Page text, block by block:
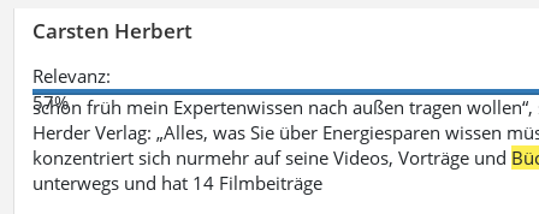
Carsten Herbert
Relevanz:
57%
schon früh mein Expertenwissen nach außen tragen
Herder Verlag: „Alles, was Sie über Energiesparen wissen
konzentriert sich nurmehr auf seine Videos, Vorträge und
unterwegs und hat 14 Filmbeiträge